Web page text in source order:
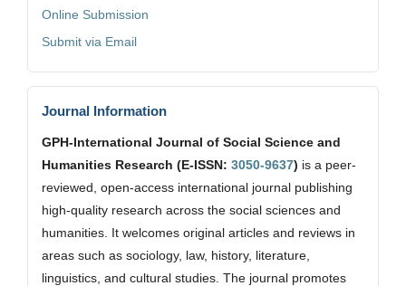
Online Submission
Submit via Email
Journal Information
GPH-International Journal of Social Science and
Humanities Research (E-ISSN: 3050-9637) is a peer-
reviewed, open-access international journal publishing
high-quality research across the social sciences and
humanities. It welcomes original articles and reviews in
areas such as sociology, law, history, literature,
linguistics, and cultural studies. The journal promotes